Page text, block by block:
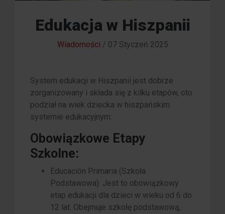
Edukacja w Hiszpanii
Wiadomości / 07 Styczeń 2025
System edukacji w Hiszpanii jest dobrze
zorganizowany i składa się z kilku etapów, oto
podział na wiek dziecka w hiszpańskim
systemie edukacyjnym:
Obowiązkowe Etapy
Szkolne:
Educación Primaria (Szkoła
Podstawowa): Jest to obowiązkowy
etap edukacji dla dzieci w wieku od 6 do
12 lat. Obejmuje szkołę podstawową,